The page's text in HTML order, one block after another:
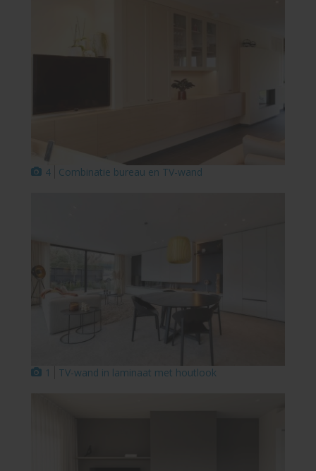
4 Combinatie bureau en TV-wand
1 TV-wand in laminaat met houtlook